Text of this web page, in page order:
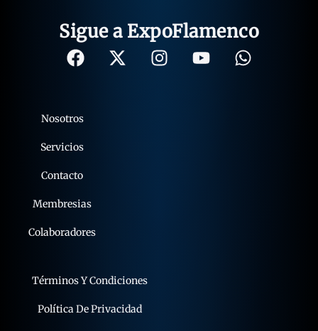
Sigue a ExpoFlamenco
Términos Y Condiciones
Política De Privacidad
Nosotros
Servicios
Contacto
Membresias
Colaboradores